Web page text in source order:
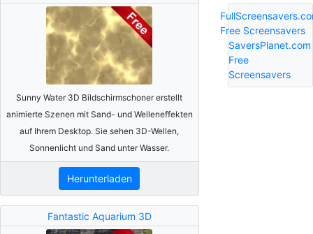
Sunny Water 3D Bildschirmschoner erstellt
animierte Szenen mit Sand- und Welleneffekten
auf Ihrem Desktop. Sie sehen 3D-Wellen,
Sonnenlicht und Sand unter Wasser.
Herunterladen
Fantastic Aquarium 3D
Free Screensavers
SaversPlanet.com
Free
Screensavers